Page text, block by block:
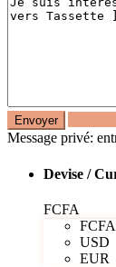
Message privé:
Devise /
FCFA
FCFA
USD
EUR